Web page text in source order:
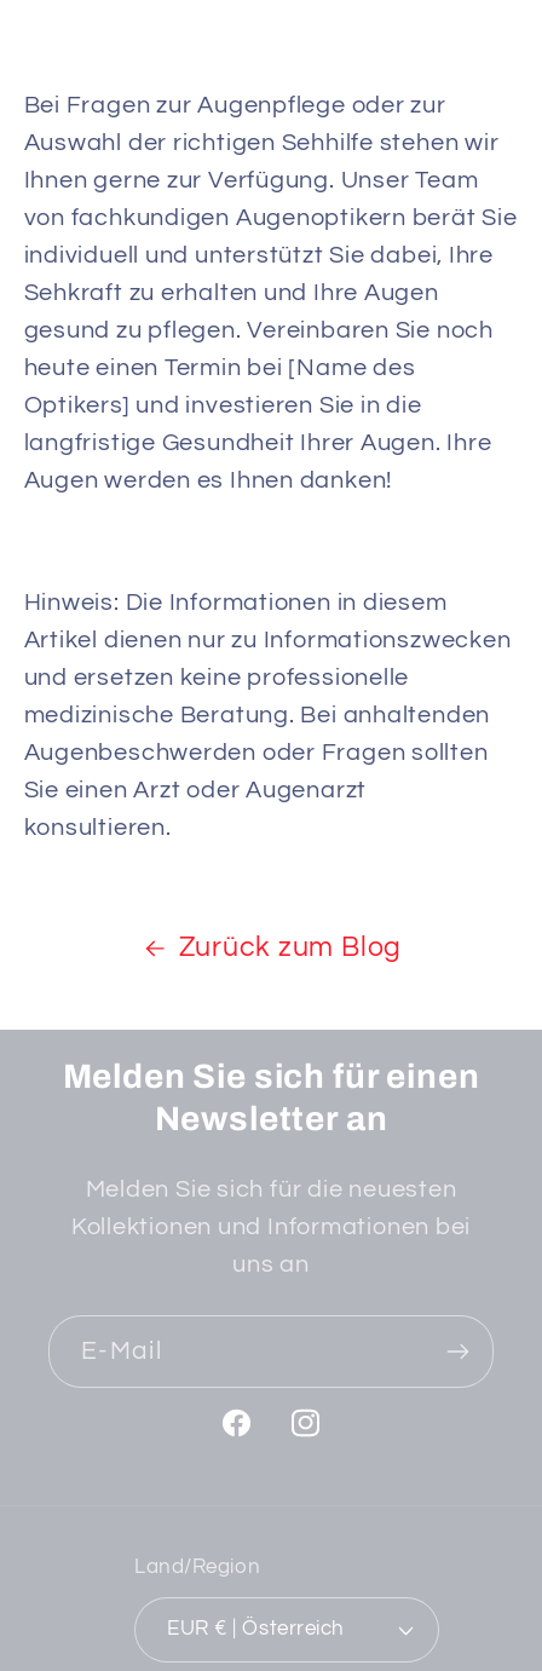
Bei Fragen zur Augenpflege oder zur
Auswahl der richtigen Sehhilfe stehen wir
Ihnen gerne zur Verfügung. Unser Team
von fachkundigen Augenoptikern berät Sie
individuell und unterstützt Sie dabei, Ihre
Sehkraft zu erhalten und Ihre Augen
gesund zu pflegen. Vereinbaren Sie noch
heute einen Termin bei [Name des
Optikers] und investieren Sie in die
langfristige Gesundheit Ihrer Augen. Ihre
Augen werden es Ihnen danken!
Hinweis: Die Informationen in diesem
Artikel dienen nur zu Informationszwecken
und ersetzen keine professionelle
medizinische Beratung. Bei anhaltenden
Augenbeschwerden oder Fragen sollten
Sie einen Arzt oder Augenarzt
konsultieren.
Zurück zum Blog
Melden Sie sich für einen
Newsletter an
Melden Sie sich für die neuesten
Kollektionen und Informationen bei
uns an
E-Mail
FacebookInstagram
Land/Region
EUR € | Österreich